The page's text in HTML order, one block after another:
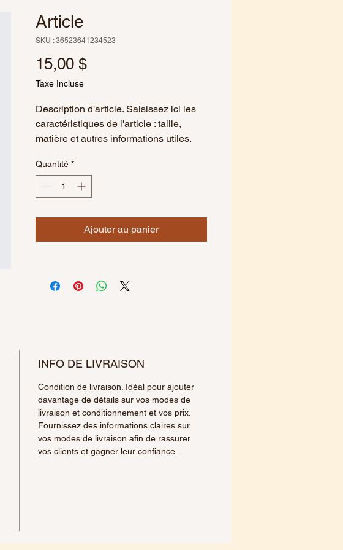
Article
SKU : 36523641234523
15,00 $Prix
Taxe Incluse
Description d'article. Saisissez ici les
caractéristiques de l'article : taille,
matière et autres informations utiles.
Quantité *
Ajouter au panier
INFO DE LIVRAISON
Condition de livraison. Idéal pour ajouter
davantage de détails sur vos modes de
livraison et conditionnement et vos prix.
Fournissez des informations claires sur
vos modes de livraison afin de rassurer
vos clients et gagner leur confiance.